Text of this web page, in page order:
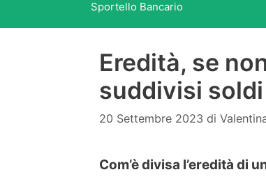
Sportello Bancario
Eredità, se
suddivisi
20 Settembre 2023 di
Com’è divisa l’eredità di